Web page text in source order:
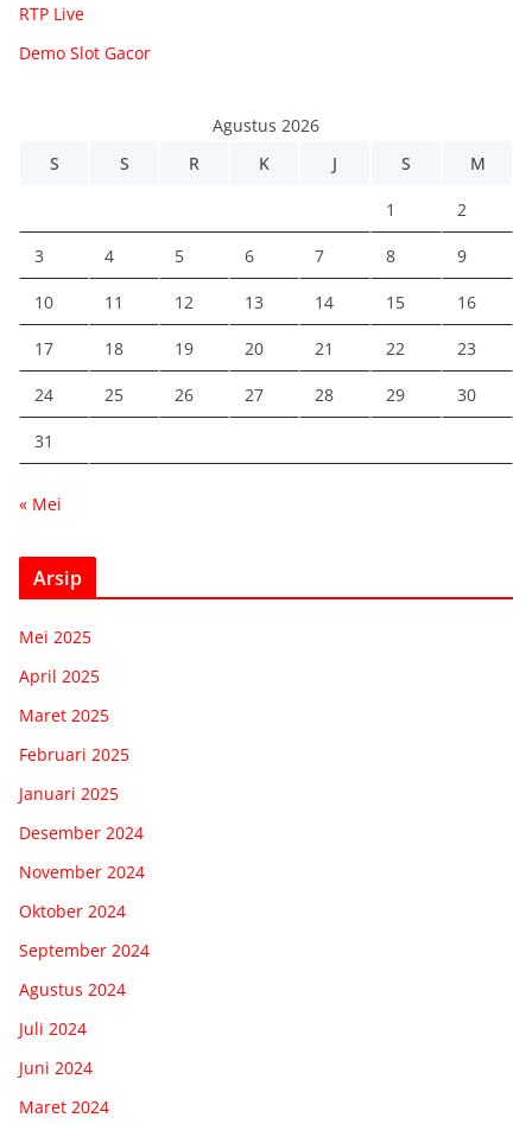
RTP Live
Demo Slot Gacor
Agustus 2026
S
S R K J S M
1 2
3 4 5 6 7 8 9
10 11 12 13 14 15 16
17 18 19 20 21 22 23
24 25 26 27 28 29 30
31
« Mei
Arsip
Mei 2025
April 2025
Maret 2025
Februari 2025
Januari 2025
Desember 2024
November 2024
Oktober 2024
September 2024
Agustus 2024
Juli 2024
Juni 2024
Maret 2024